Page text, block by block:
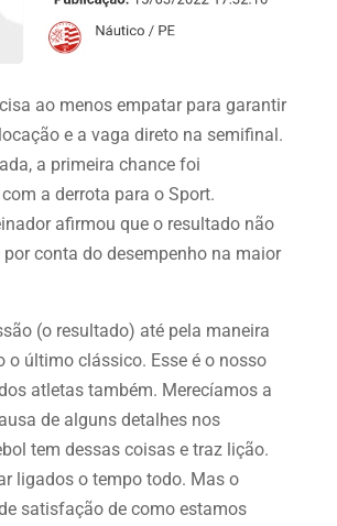
ao menos empatar para garantir
e a vaga direto na semifinal.
a primeira chance foi
a derrota para o Sport.
afirmou que o resultado não
conta do desempenho na maior
(o resultado) até pela maneira
o último clássico. Esse é o nosso
atletas também. Merecíamos a
de alguns detalhes nos
tem dessas coisas e traz lição.
ligados o tempo todo. Mas o
satisfação de como estamos